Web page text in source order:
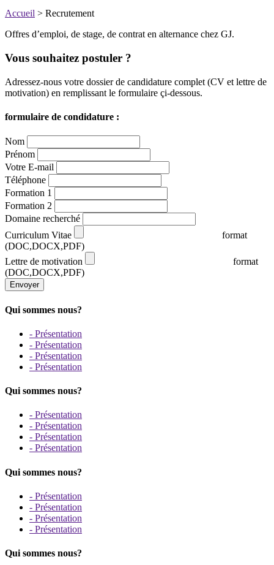
Accueil > Recrutement
Offres d’emploi, de stage, de contrat en alternance chez GJ.
Vous souhaitez postuler ?
Adressez-nous votre dossier de candidature complet (CV et lettre de
motivation) en remplissant le formulaire çi-dessous.
formulaire de condidature :
Nom
Prénom
Votre E-mail
Téléphone
Formation 1
Formation 2
Domaine recherché
Curriculum Vitae
format
(DOC,DOCX,PDF)
Lettre de motivation
format
(DOC,DOCX,PDF)
Qui sommes nous?
- Présentation
- Présentation
- Présentation
- Présentation
Qui sommes nous?
- Présentation
- Présentation
- Présentation
- Présentation
Qui sommes nous?
- Présentation
- Présentation
- Présentation
- Présentation
Qui sommes nous?